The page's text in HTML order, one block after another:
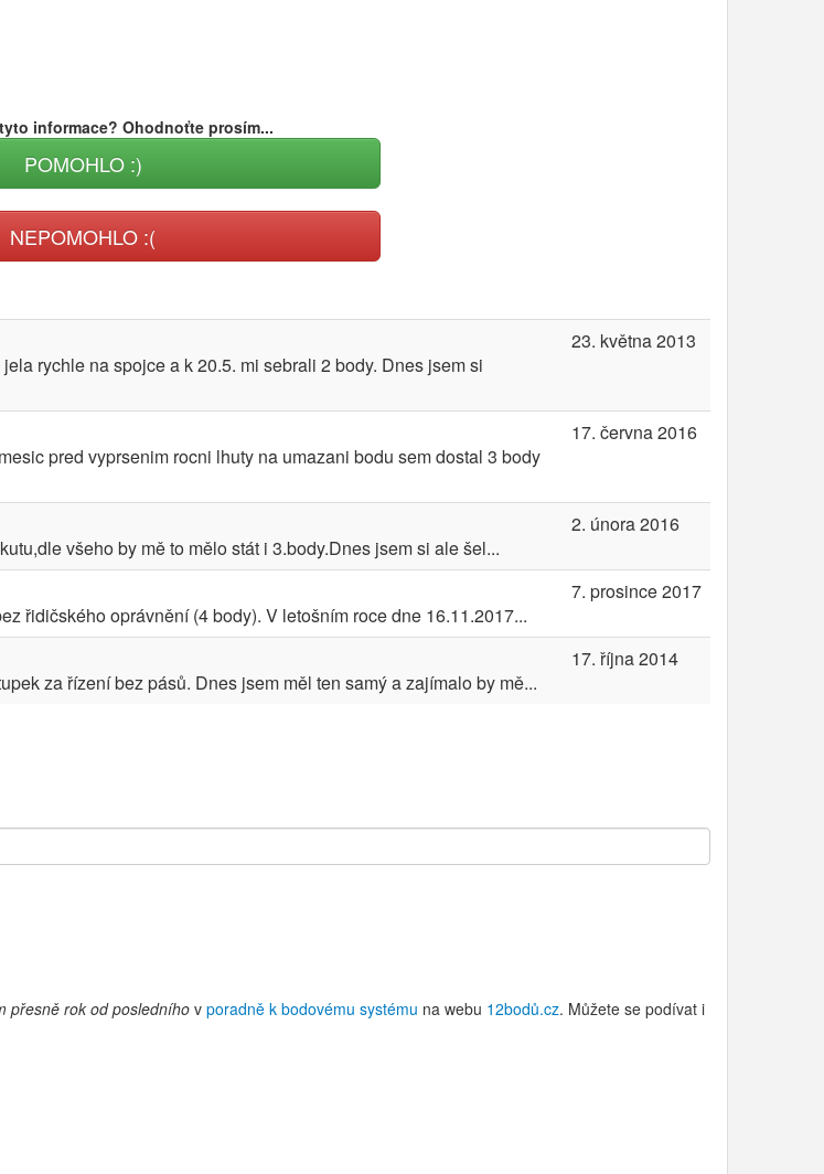
informace? Ohodnoťte prosím...
POMOHLO :)
NEPOMOHLO :(
rychle na spojce a k 20.5. mi sebrali 2 body. Dnes jsem si
23. května 2013
pred vyprsenim rocni lhuty na umazani bodu sem dostal 3 body
17. června 2016
všeho by mě to mělo stát i 3.body.Dnes jsem si ale šel...
2. února 2016
řidičského oprávnění (4 body). V letošním roce dne 16.11.2017...
7. prosince 2017
za řízení bez pásů. Dnes jsem měl ten samý a zajímalo by mě...
17. října 2014
přesně rok od posledního v poradně k bodovému systému na webu 12bodů.cz. Můžete se podívat i